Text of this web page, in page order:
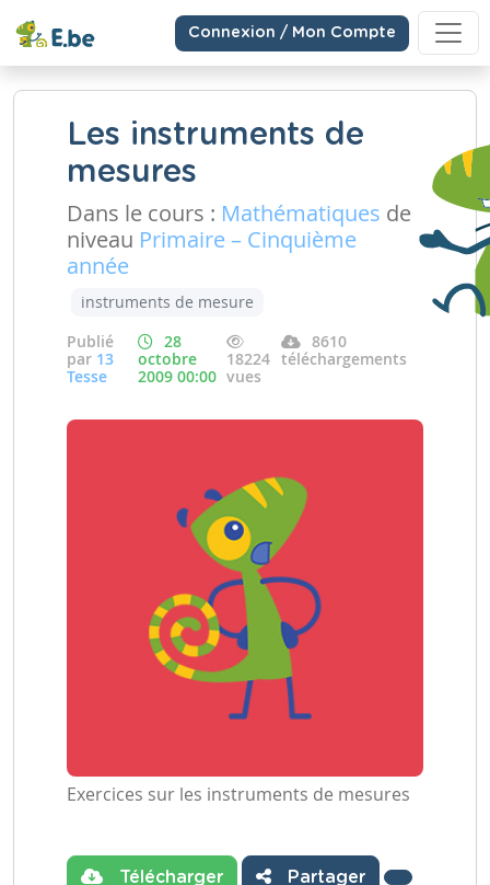
Connexion / Mon Compte
Les instruments de
mesures
Dans le cours : Mathématiques de
niveau Primaire – Cinquième
année
instruments de mesure
Publié
par 13
Tesse
28
octobre
2009 00:00
18224
vues
8610
téléchargements
Exercices sur les instruments de mesures
Télécharger Partager